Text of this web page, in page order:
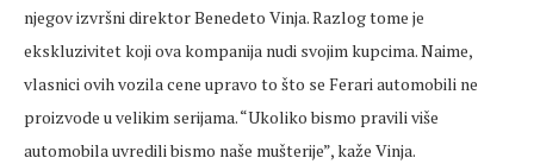
njegov izvršni direktor Benedeto Vinja. Razlog tome je
ekskluzivitet koji ova kompanija nudi svojim kupcima. Naime,
vlasnici ovih vozila cene upravo to što se Ferari automobili ne
proizvode u velikim serijama. “Ukoliko bismo pravili više
automobila uvredili bismo naše mušterije”, kaže Vinja.